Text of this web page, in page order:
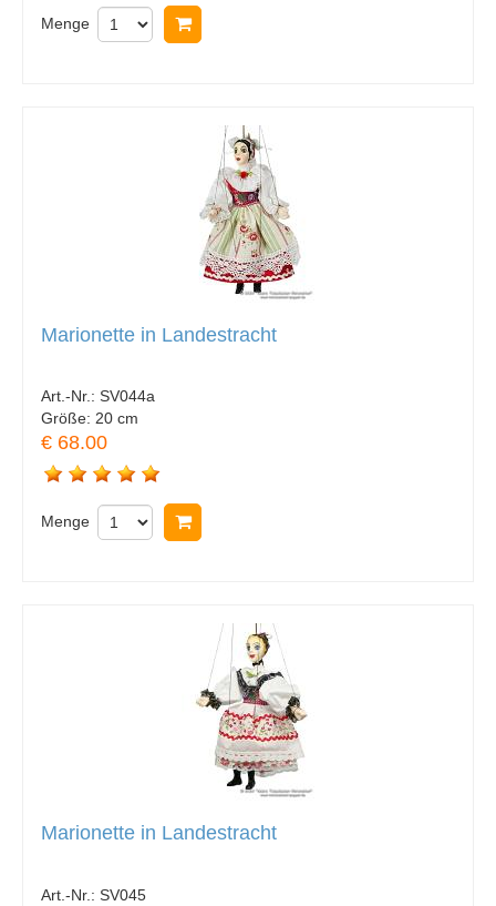
Menge
Marionette in Landestracht
Art.-Nr.: SV044a
Größe: 20 cm
€ 68.00
Menge
Marionette in Landestracht
Art.-Nr.: SV045